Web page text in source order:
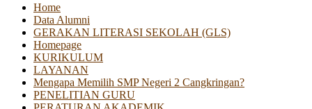
Home
Data Alumni
GERAKAN LITERASI SEKOLAH (GLS)
Homepage
KURIKULUM
LAYANAN
Mengapa Memilih SMP Negeri 2 Cangkringan?
PENELITIAN GURU